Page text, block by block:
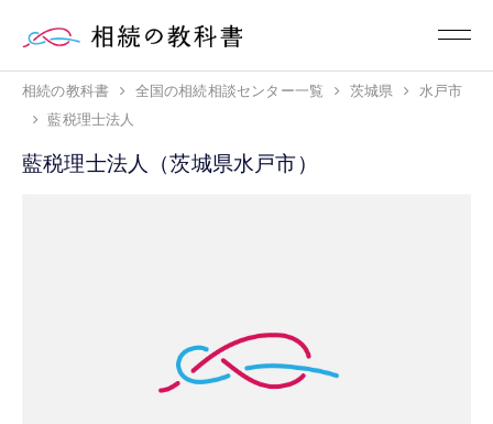
相続の教科書 全国の相続相談センター一覧 茨城県
水戸市
藍税理士法人
藍税理士法人（茨城県水戸市）